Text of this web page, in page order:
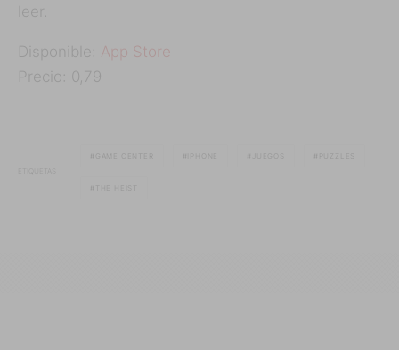
leer.
Disponible: App Store
Precio: 0,79
ETIQUETAS
GAME CENTER